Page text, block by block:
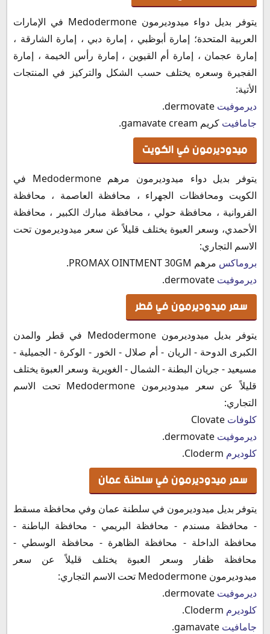
يتوفر بديل دواء ميدوديرمون Medodermone في الإمارات
العربية المتحدة؛ إمارة أبوظبي ، إمارة دبي ، إمارة الشارقة ،
إمارة عجمان ، إمارة أم القيوين ، إمارة رأس الخيمة ، إمارة
الفجيرة وسعره يختلف حسب الشكل والتركيز في المنتجات
الأتية:
ديرموفيت
جامافيت كريم gamavate cream.
ميدوديرمون في الكويت
يتوفر بديل دواء ميدوديرمون مرهم Medodermone في
الكويت ومحافظات الجهراء ، محافظة العاصمة ، محافظة
الفروانية ، محافظة حولي ، محافظة مبارك الكبير ، محافظة
الأحمدي، وسعر العبوة يختلف قليلاً عن سعر ميدوديرمون تحت
الاسم التجاري:
بروماكس مرهم PROMAX OINTMENT 30GM.
ديرموفيت
سعر ميدوديرمون في قطر
يتوفر بديل ميدوديرمون Medodermone في قطر والمدن
الكبرى الدوحة - الريان - أم صلال - الخور - الوكرة - الجميلية -
مسيعيد - جريان البطنة - الشمال - الغويرية وسعر العبوة يختلف
قليلاً عن سعر ميدوديرمون Medodermone تحت الاسم
التجاري:
كلوفات
ديرموفيت
كلوديرم
سعر ميدوديرمون في سلطنة عمان
يتوفر بديل ميدوديرمون في سلطنة عمان وفي محافظة مسقط
- محافظة مسندم - محافظة البريمي - محافظة الباطنة -
محافظة الداخلة - محافظة الظاهرة - محافظة الوسطي -
محافظة ظفار وسعر العبوة يختلف قليلاً عن سعر
ميدوديرمون Medodermone تحت الاسم التجاري:
ديرموفيت
كلوديرم
جامافيت